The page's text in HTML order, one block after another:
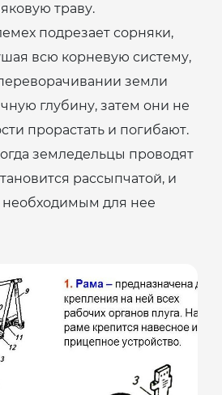
траву.
подрезает сорняки,
всю корневую систему,
земли
глубину, затем они не
прорастать и погибают.
земледельцы проводят
рассыпчатой, и
необходимым для нее